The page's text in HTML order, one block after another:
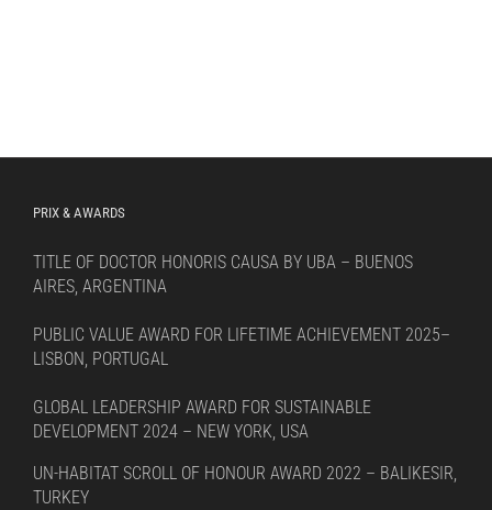
PRIX & AWARDS
TITLE OF DOCTOR HONORIS CAUSA BY UBA – BUENOS
AIRES, ARGENTINA
PUBLIC VALUE AWARD FOR LIFETIME ACHIEVEMENT 2025–
LISBON, PORTUGAL
GLOBAL LEADERSHIP AWARD FOR SUSTAINABLE
DEVELOPMENT 2024 – NEW YORK, USA
UN-HABITAT SCROLL OF HONOUR AWARD 2022 – BALIKESIR,
TURKEY